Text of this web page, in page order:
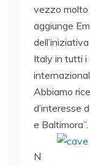
vezzo molto
aggiunge
Italy in tutti i
Abbiamo
d’interesse
e Baltimora”.
N